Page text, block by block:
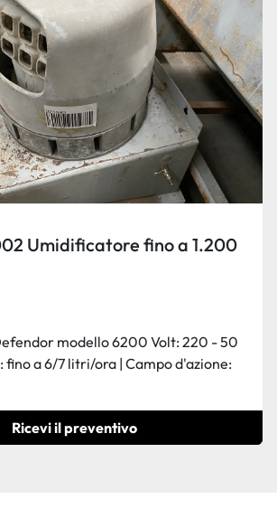
Ordina per
Umidificatore fino a 1.200
modello 6200 Volt: 220 - 50
fino a 6/7 litri/ora | Campo d'azione:
Ricevi il preventivo